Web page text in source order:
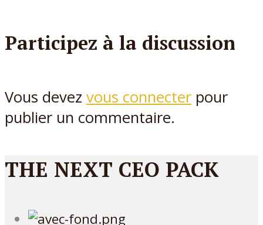
Participez à la discussion
Vous devez vous connecter pour
publier un commentaire.
THE NEXT CEO PACK